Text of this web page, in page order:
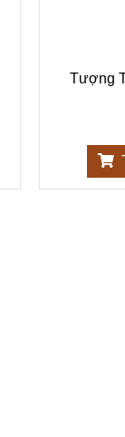
Tượng